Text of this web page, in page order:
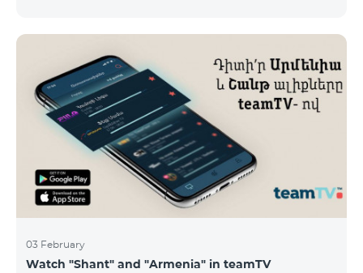
SMS – 250 AMD Internet – 7000 AMD/MB Country list:
Bermuda, Burkina Faso, Cape Verde, Cuba, Equatorial
Guinea, Ethiopia, Gambia, Guinea, Madagascar, Malawi,
Maldives, Mongolia, Namibia, Niger,
03 February
Watch "Shant" and "Armenia" in teamTV